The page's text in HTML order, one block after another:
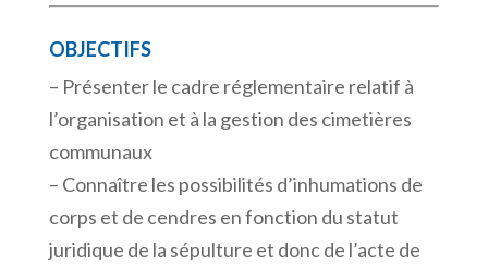
OBJECTIFS
– Présenter le cadre réglementaire relatif à
l’organisation et à la gestion des cimetières
communaux
– Connaître les possibilités d’inhumations de
corps et de cendres en fonction du statut
juridique de la sépulture et donc de l’acte de